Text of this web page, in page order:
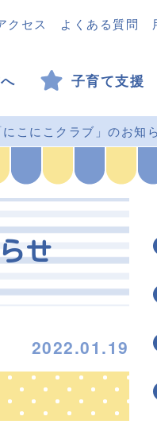
クセス よくある質問
子育て支援
こにこクラブ」のお知
せ
2022.01.19